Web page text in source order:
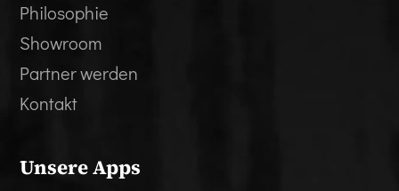
Philosophie
Showroom
Partner werden
Kontakt
Unsere Apps